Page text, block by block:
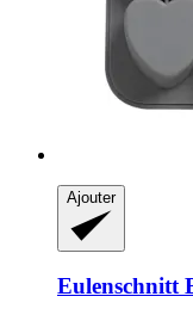
Ajouter
Eulenschnitt